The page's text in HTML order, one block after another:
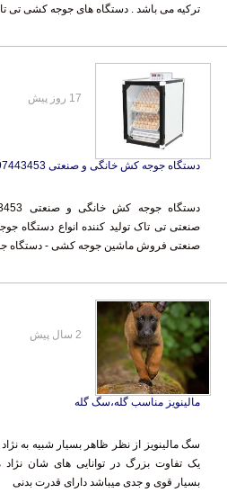
ترکیه می باشد . دستگاه های جوجه کشی تی
دستگاه جوجه کش خانگی و صنعتی 09197443453
صنعتی فروش ماشین جوجه کشی - دستگاه
17 روز پیش
مالینویز مناسب گله،سگ گله
سگ مالینویز از نظر ظاهر بسیار شبیه به
یک تفاوت بزرگ در توانایی های شان نژاد
بسیار قوی و جدی میباشد دارای قدرت بدنی
2 سال پیش